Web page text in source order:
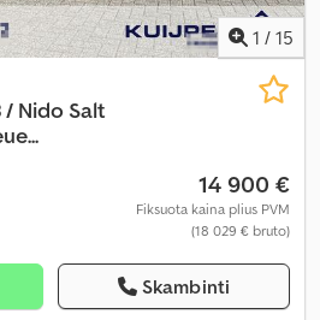
1 / 15
/ Nido Salt
14 900 €
Fiksuota kaina plius PVM
(18 029 € bruto)
Skambinti